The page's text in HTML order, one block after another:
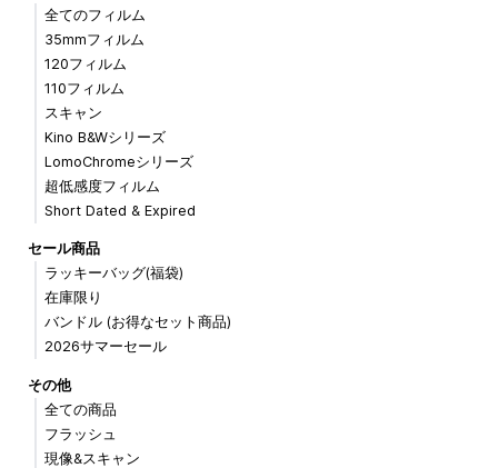
全てのフィルム
35mmフィルム
120フィルム
110フィルム
スキャン
Kino B&Wシリーズ
LomoChromeシリーズ
超低感度フィルム
Short Dated & Expired
セール商品
ラッキーバッグ(福袋)
在庫限り
バンドル (お得なセット商品)
2026サマーセール
その他
全ての商品
フラッシュ
現像&スキャン